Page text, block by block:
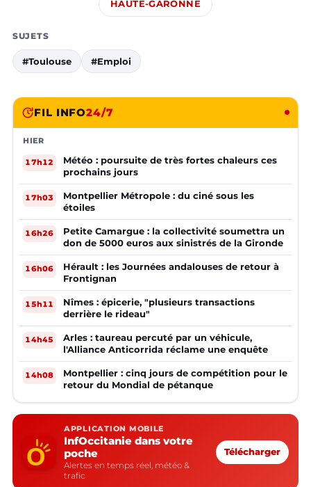
HAUTE-GARONNE
SUJETS
#Toulouse #Emploi
FIL INFO24/7
HIER
17h12
Météo : poursuite de très fortes chaleurs ces
prochains jours
17h03
Montpellier Métropole : du ciné sous les
étoiles
16h26
Petite Camargue : la collectivité soumettra un
don de 5000 euros aux sinistrés de la Gironde
16h06
Hérault : les Journées andalouses de retour à
Frontignan
15h11
Nîmes : épicerie, "plusieurs transactions
derrière le rideau"
14h45
Arles : taureau percuté par un véhicule,
l'Alliance Anticorrida réclame une enquête
14h08
Montpellier : cinq jours de compétition pour le
retour du Mondial de pétanque
APPLICATION MOBILE
InfOccitanie dans votre
poche
Alertes en temps réel, météo &
trafic
Télécharger